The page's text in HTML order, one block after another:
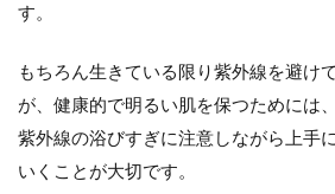
外線
とは
2.2
（１）シ
ワ・たる
す。
もちろん生きている限り紫外線を避け
が、健康的で明るい肌を保つためには
紫外線の浴びすぎに注意しながら上手
いくことが大切です。